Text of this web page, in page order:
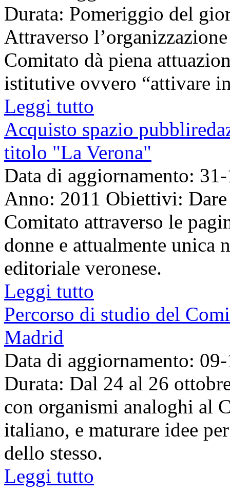
Durata: Pomeriggio del
Attraverso
Comitato dà piena
istitutive ovvero “attivare
Leggi tutto
Acquisto spazio
titolo "La Verona"
Data di aggiornamento:
Anno: 2011 Obiettivi:
Comitato attraverso le
donne e attualmente unica
editoriale veronese.
Leggi tutto
Percorso di studio del
Madrid
Data di aggiornamento:
Durata: Dal 24 al 26
con organismi analoghi al
italiano, e maturare idee
dello stesso.
Leggi tutto